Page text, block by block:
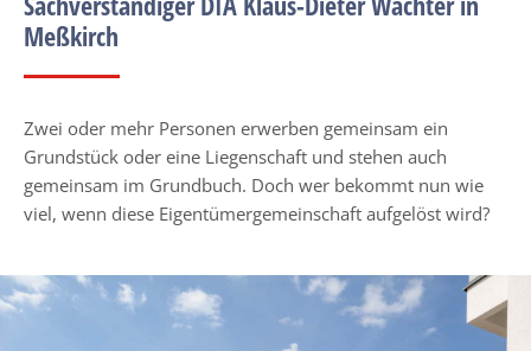
Meßkirch
Zwei oder mehr Personen erwerben gemeinsam ein
Grundstück oder eine Liegenschaft und stehen auch
gemeinsam im Grundbuch. Doch wer bekommt nun wie
viel, wenn diese Eigentümergemeinschaft aufgelöst wird?